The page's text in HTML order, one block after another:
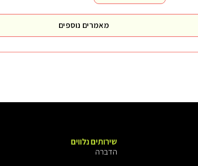
מאמרים נוספים
שירותים נלווים
הדברה